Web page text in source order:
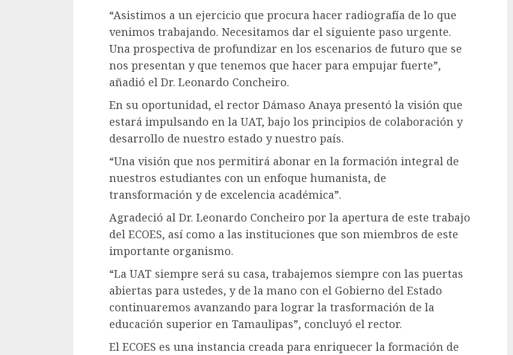
“Asistimos a un ejercicio que procura hacer radiografía de lo que
venimos trabajando. Necesitamos dar el siguiente paso urgente.
Una prospectiva de profundizar en los escenarios de futuro que se
nos presentan y que tenemos que hacer para empujar fuerte”,
añadió el Dr. Leonardo Concheiro.
En su oportunidad, el rector Dámaso Anaya presentó la visión que
estará impulsando en la UAT, bajo los principios de colaboración y
desarrollo de nuestro estado y nuestro país.
“Una visión que nos permitirá abonar en la formación integral de
nuestros estudiantes con un enfoque humanista, de
transformación y de excelencia académica”.
Agradeció al Dr. Leonardo Concheiro por la apertura de este trabajo
del ECOES, así como a las instituciones que son miembros de este
importante organismo.
“La UAT siempre será su casa, trabajemos siempre con las puertas
abiertas para ustedes, y de la mano con el Gobierno del Estado
continuaremos avanzando para lograr la trasformación de la
educación superior en Tamaulipas”, concluyó el rector.
El ECOES es una instancia creada para enriquecer la formación de